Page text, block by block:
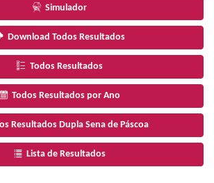
Simulador
Download Todos Resultados
Todos Resultados
Todos Resultados por Ano
Resultados Dupla Sena de Páscoa
Lista de Resultados